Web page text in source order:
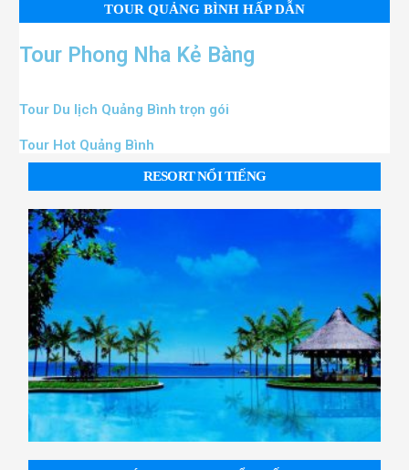
TOUR QUẢNG BÌNH HẤP DẪN
Tour Phong Nha Kẻ Bàng
Tour Du lịch Quảng Bình trọn gói
Tour Hot Quảng Bình
RESORT NỔI TIẾNG